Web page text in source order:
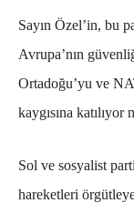
Sayın Özel’in, bu
Avrupa’nın
Ortadoğu’yu ve
kaygısına katılıyor
Sol ve sosyalist
hareketleri